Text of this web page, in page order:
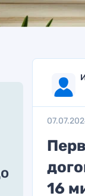
16